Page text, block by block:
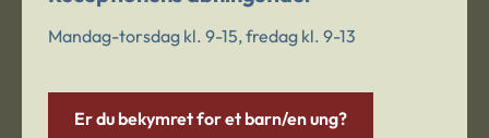
Mandag-torsdag kl. 9-15, fredag kl. 9-13
Er du bekymret for et barn/en ung?